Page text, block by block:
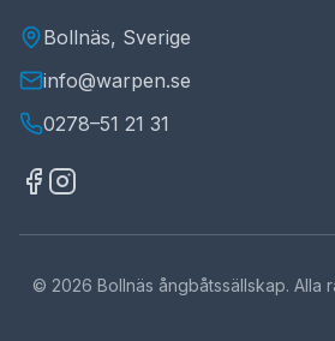
Bollnäs, Sverige
info@warpen.se
0278–51 21 31
© 2026 Bollnäs ångbåtssällskap. Alla